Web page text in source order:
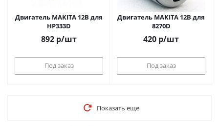
Двигатель MAKITA 12B для
HP333D
892 р/шт
Под заказ
Двигатель MAKITA 12В для
8270D
420 р/шт
Под заказ
Показать еще